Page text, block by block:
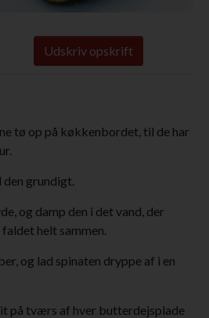
Udskriv opskrift
tø op på køkkenbordet, til de har
den grundigt.
og damp den i det vand, der
helt sammen.
og lad spinaten dryppe af i en
på tværs af hver butterdejsplade